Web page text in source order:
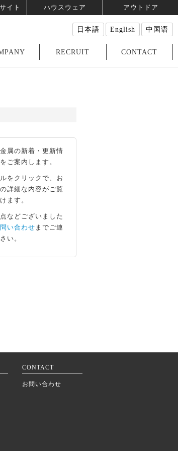
イト ハウスウェア アウトドア
日本語 English 中国语
RECRUIT CONTACT
属の新着・更新情
ご案内します。
をクリックで、お
詳細な内容がご覧
ます。
などございました
い合わせまでご連
い。
CONTACT
お問い合わせ